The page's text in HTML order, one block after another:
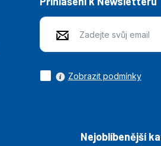
Zobrazit podmínky
Nejoblíbenější